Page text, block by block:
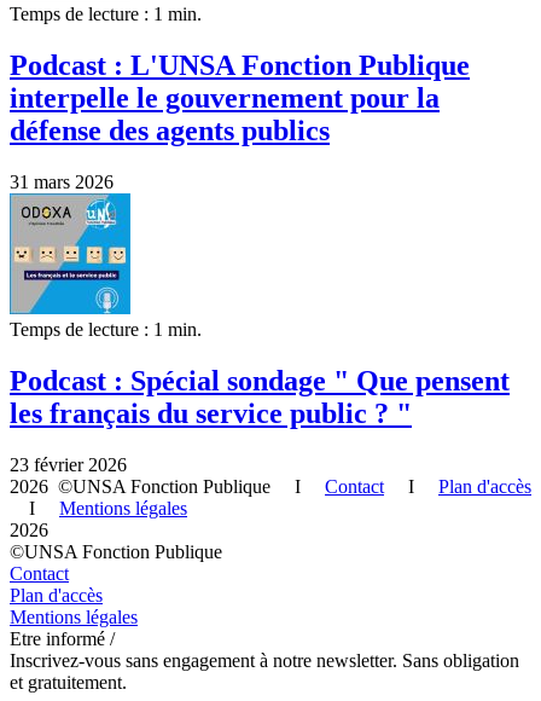
Temps de lecture : 1 min.
Podcast : L'UNSA Fonction Publique
interpelle le gouvernement pour la
défense des agents publics
31 mars 2026
Temps de lecture : 1 min.
Podcast : Spécial sondage " Que pensent
les français du service public ? "
23 février 2026
2026 ©UNSA Fonction Publique I Contact I Plan d'accès
I Mentions légales
2026
©UNSA Fonction Publique
Contact
Plan d'accès
Mentions légales
Etre informé /
Inscrivez-vous sans engagement à notre newsletter. Sans obligation
et gratuitement.